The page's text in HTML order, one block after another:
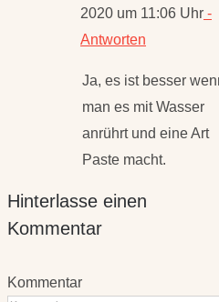
Ja, es ist besser wenn
anrührt und eine Art
Paste macht.
Hinterlasse einen
Kommentar